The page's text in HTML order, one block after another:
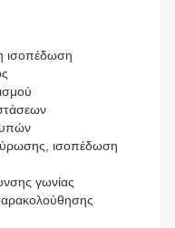
ισοπέδωση
ισοπέδωση
γωνίας